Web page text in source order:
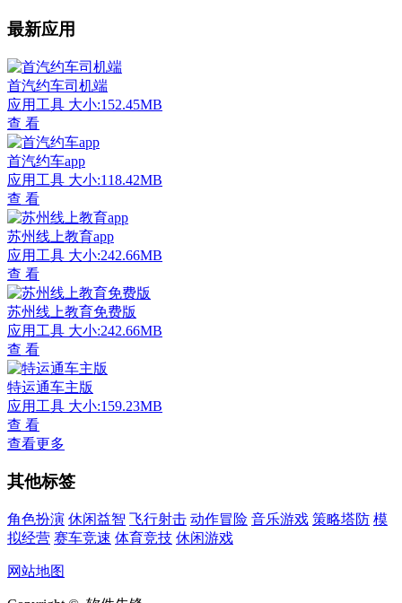
最新应用
首汽约车司机端
应用工具 大小:152.45MB
查 看
首汽约车app
应用工具 大小:118.42MB
查 看
苏州线上教育app
应用工具 大小:242.66MB
查 看
苏州线上教育免费版
应用工具 大小:242.66MB
查 看
特运通车主版
应用工具 大小:159.23MB
查 看
查看更多
其他标签
角色扮演 休闲益智 飞行射击 动作冒险 音乐游戏 策略塔防 模
拟经营 赛车竞速 体育竞技 休闲游戏
网站地图